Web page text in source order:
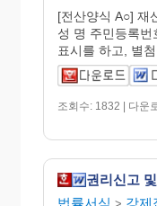
[전산양식 A○] 재
성 명 주민등록
표시를 하고, 별
조회수: 1832 | 다운
권리신고
법률서식
강제